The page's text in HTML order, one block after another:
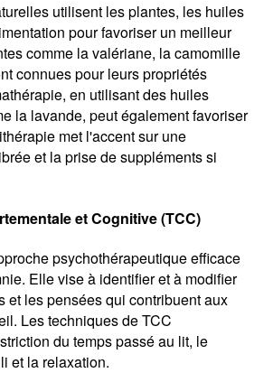
utilisent les plantes, les huiles
pour favoriser un meilleur
comme la valériane, la camomille
connues pour leurs propriétés
en utilisant des huiles
la lavande, peut également favoriser
met l'accent sur une
et la prise de suppléments si
et Cognitive (TCC)
psychothérapeutique efficace
Elle vise à identifier et à modifier
et les pensées qui contribuent aux
Les techniques de TCC
du temps passé au lit, le
et la relaxation.